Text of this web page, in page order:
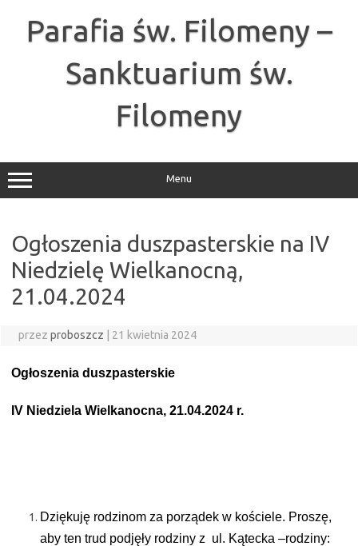
Parafia św. Filomeny –
Sanktuarium św.
Filomeny
Menu
Ogłoszenia duszpasterskie na IV
Niedzielę Wielkanocną,
21.04.2024
przez proboszcz 21 kwietnia 2024
Ogłoszenia duszpasterskie
IV Niedziela Wielkanocna, 21.04.2024 r.
Dziękuję rodzinom za porządek w kościele. Proszę,
aby ten trud podjęły rodziny z ul. Kątecka –rodziny: